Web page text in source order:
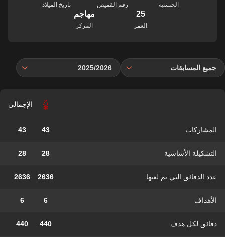
الجنسية رقم القميص تاريخ الميلاد
25
العمر
مهاجم
المركز
جميع المسابقات 2025/2026
الإجمالي
المشاركات 43
43
التشكيلة الأساسية 28
28
عدد الدقائق التي تم لعبها 2636
2636
الأهداف 6
6
دقائق لكل هدف 440
440